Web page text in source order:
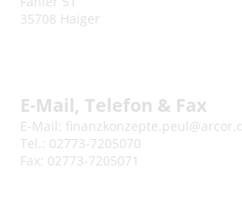
35708 Haiger
E-Mail, Telefon & Fax
E-Mail:
Tel.: 02773-7205070
Fax: 02773-7205071